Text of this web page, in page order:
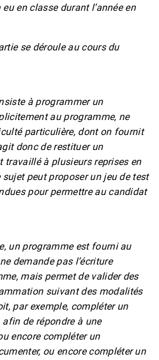
en classe durant l’année en
se déroule au cours du
à programmer un
au programme, ne
particulière, dont on fournit
donc de restituer un
travaillé à plusieurs reprises en
peut proposer un jeu de test
pour permettre au candidat
un programme est fourni au
demande pas l’écriture
mais permet de valider des
suivant des modalités
par exemple, compléter un
de répondre à une
encore compléter un
ou encore compléter un